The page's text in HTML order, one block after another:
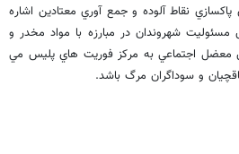
نقاط آلوده و جمع آوري معتادين اشاره
شهروندان در مبارزه با مواد مخدر و
اين معضل اجتماعي به مرکز فوريت هاي پليس مي
و سوداگران مرگ باشد.